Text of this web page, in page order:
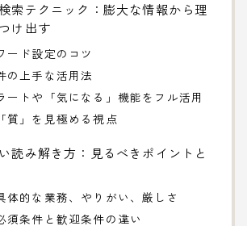
索テクニック：膨大な情報から理
け出す
ード設定のコツ
の上手な活用法
ートや「気になる」機能をフル活用
質」を見極める視点
読み解き方：見るべきポイントと
体的な業務、やりがい、厳しさ
須条件と歓迎条件の違い